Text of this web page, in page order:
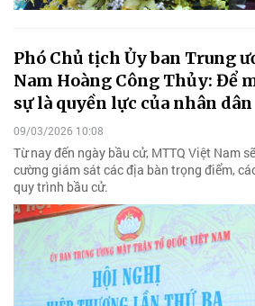
Phó Chủ tịch Ủy ban Trung
Nam Hoàng Công Thủy: Để
sự là quyền lực của nhân dân
09/03/2026 10:08
Từ nay đến ngày bầu cử, MTTQ Việt Nam
cường giám sát các địa bàn trọng điểm,
quy trình bầu cử.